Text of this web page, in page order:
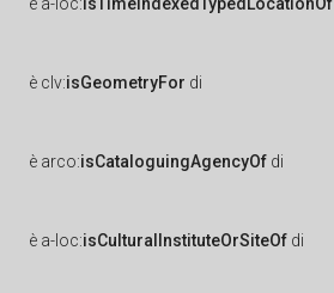
è clv:isGeometryFor di
è arco:isCataloguingAgencyOf di
è a-loc:isCulturalInstituteOrSiteOf di